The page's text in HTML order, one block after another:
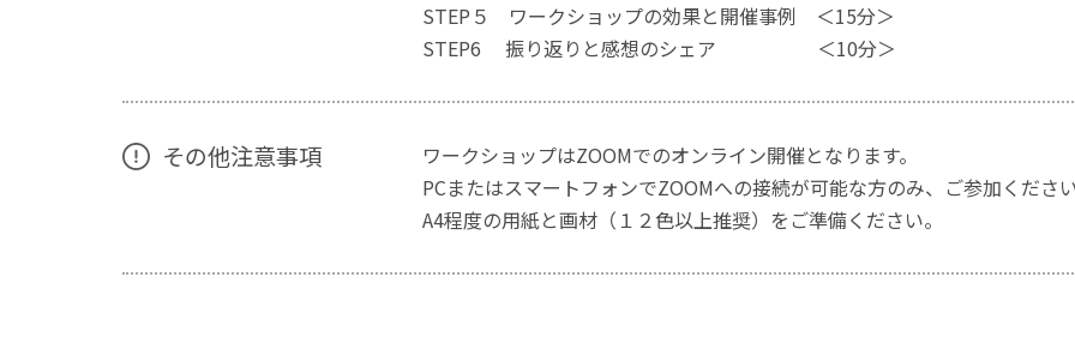
STEP５ ワークショップの効果と開催事例 ＜15分＞
STEP6 振り返りと感想のシェア ＜10分＞
その他注意事項
ワークショップはZOOMでのオンライン開催となります。
PCまたはスマートフォンでZOOMへの接続が可能な方のみ、ご参加ください
A4程度の用紙と画材（１２色以上推奨）をご準備ください。